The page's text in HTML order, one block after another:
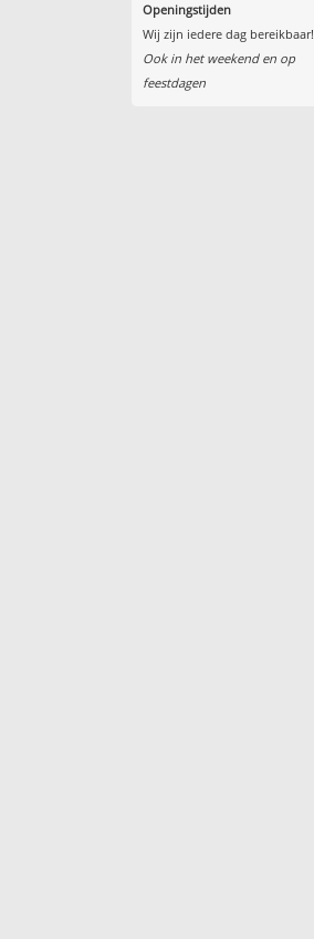
Openingstijden
Wij zijn iedere dag bereikbaar!
Ook in het weekend en op
feestdagen